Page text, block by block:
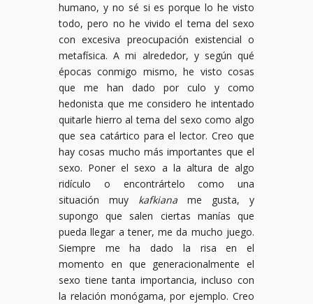
humano, y no sé si es porque lo he visto
todo, pero no he vivido el tema del sexo
con excesiva preocupación existencial o
metafísica. A mi alrededor, y según qué
épocas conmigo mismo, he visto cosas
que me han dado por culo y como
hedonista que me considero he intentado
quitarle hierro al tema del sexo como algo
que sea catártico para el lector. Creo que
hay cosas mucho más importantes que el
sexo. Poner el sexo a la altura de algo
ridículo o encontrártelo como una
situación muy kafkiana me gusta, y
supongo que salen ciertas manías que
pueda llegar a tener, me da mucho juego.
Siempre me ha dado la risa en el
momento en que generacionalmente el
sexo tiene tanta importancia, incluso con
la relación monógama, por ejemplo. Creo